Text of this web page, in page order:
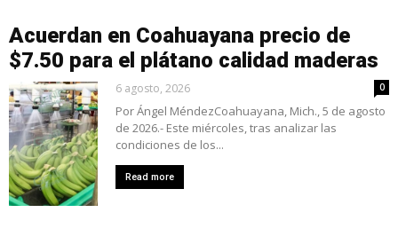
Acuerdan en Coahuayana precio de
$7.50 para el plátano calidad maderas
6 agosto, 2026 0
Por Ángel MéndezCoahuayana, Mich., 5 de agosto
de 2026.- Este miércoles, tras analizar las
condiciones de los...
Read more